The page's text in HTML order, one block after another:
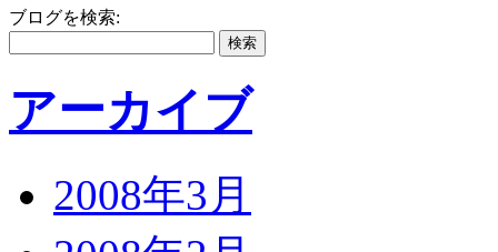
ブログを検索:
アーカイブ
2008年3月